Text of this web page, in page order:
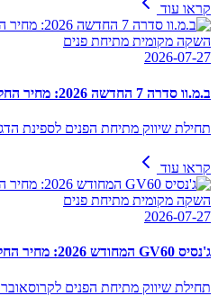
קראו עוד
השקה מקומית מתיחת פנים
2026-07-27
ב.מ.וו סדרה 7 החדשה 2026: מחיר החל מ- 889,900 ש"ח
תחילת שיווק מתיחת הפנים לספינת
קראו עוד
השקה מקומית מתיחת פנים
2026-07-27
ג'נסיס GV60 המחודש 2026: מחיר החל מ-299,990 ש"ח
תחילת שיווק מתיחת הפנים